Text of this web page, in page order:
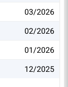
03/2026
02/2026
01/2026
12/2025